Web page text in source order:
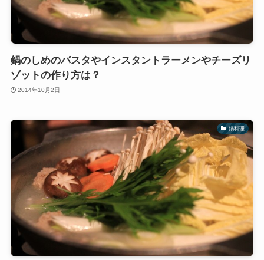
鍋のしめのパスタやインスタントラーメンやチーズリ
ゾットの作り方は？
2014年10月2日
鍋料理